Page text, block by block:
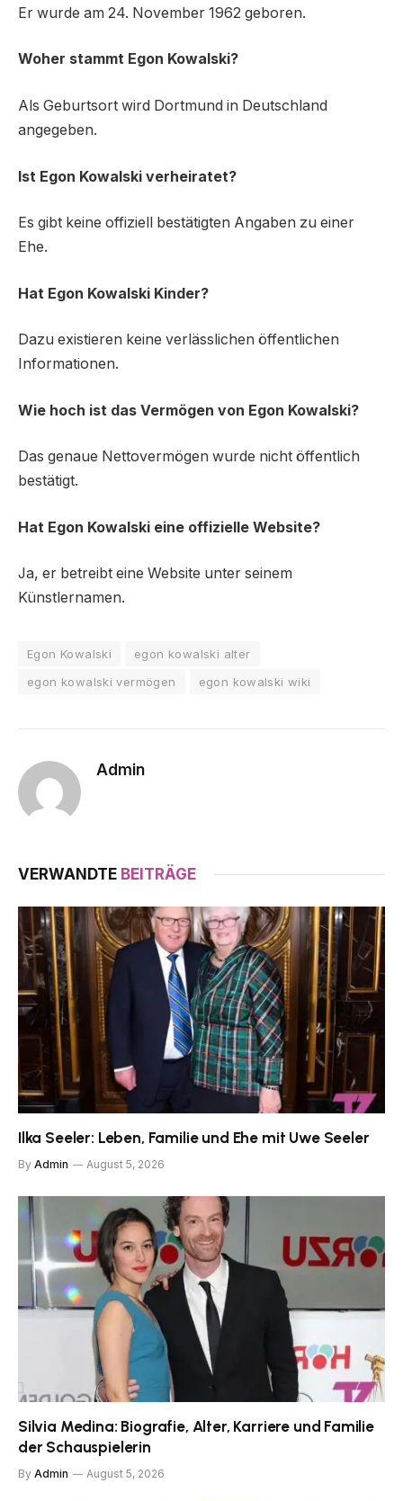
Er wurde am 24. November 1962 geboren.
Woher stammt Egon Kowalski?
Als Geburtsort wird Dortmund in Deutschland
angegeben.
Ist Egon Kowalski verheiratet?
Es gibt keine offiziell bestätigten Angaben zu einer
Ehe.
Hat Egon Kowalski Kinder?
Dazu existieren keine verlässlichen öffentlichen
Informationen.
Wie hoch ist das Vermögen von Egon Kowalski?
Das genaue Nettovermögen wurde nicht öffentlich
bestätigt.
Hat Egon Kowalski eine offizielle Website?
Ja, er betreibt eine Website unter seinem
Künstlernamen.
Egon Kowalski
egon kowalski alter
egon kowalski vermögen
egon kowalski wiki
Admin
VERWANDTE BEITRÄGE
Ilka Seeler: Leben, Familie und Ehe mit Uwe Seeler
By Admin August 5, 2026
Silvia Medina: Biografie, Alter, Karriere und Familie
der Schauspielerin
By Admin August 5, 2026